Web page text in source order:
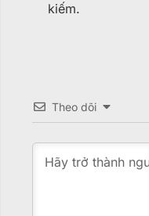
kiếm.
Theo dõi